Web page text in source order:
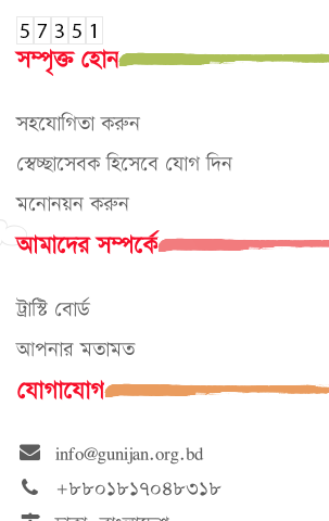
সম্পৃক্ত হোন
সহযোগিতা করুন
স্বেচ্ছাসেবক হিসেবে যোগ দিন
মনোনয়ন করুন
আমাদের সম্পর্কে
ট্রাস্টি বোর্ড
আপনার মতামত
যোগাযোগ
info@gunijan.org.bd
+৮৮০১৮১৭০৪৮৩১৮